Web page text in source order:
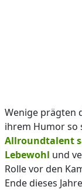
Wenige prägten
ihrem Humor so
Allroundtalent
Lebewohl und
Rolle vor den
Ende dieses